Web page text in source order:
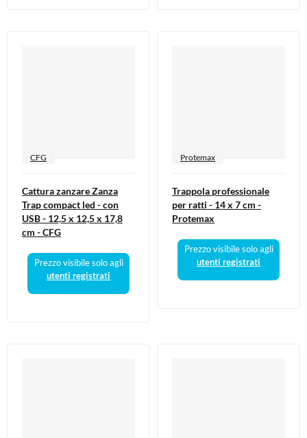
CFG
Cattura zanzare Zanza
Trap compact led - con
USB - 12,5 x 12,5 x 17,8
cm - CFG
Prezzo visibile solo agli
utenti registrati
Protemax
Trappola professionale
per ratti - 14 x 7 cm -
Protemax
Prezzo visibile solo agli
utenti registrati